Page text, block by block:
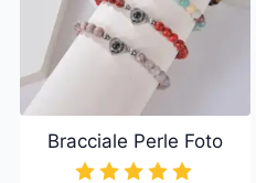
Bracciale Perle Foto